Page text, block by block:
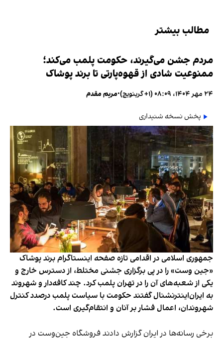
مطالب بیشتر
مردم جشن می‌گیرند، حکومت پلمب می‌کند؛
ممنوعیت شادی از قهوه‌پارتی تا برند پوشاک
۲۴ مهر ۱۴۰۴، ۰۸:۰۹ (‎+۱ گرینویچ) •مریم مقدم
پخش نسخه شنیداری
جمهوری اسلامی در اقدامی تازه صفحه اینستاگرام برند پوشاک
«جین وست» را در پی برگزاری جشنی مختلط، از دسترس خارج و
یکی از شعبه‌های آن را در تهران پلمب کرد. چند کافه‌‌دار و شهروند
به ایران‌اینترنشنال گفتند حکومت با سیاست پلمب درصدد کنترل
شهروندان، اعمال فشار بر آنان و انتقام‌گیری است.
برخی رسانه‌ها در ایران گزارش دادند فروشگاه جین‌وست در